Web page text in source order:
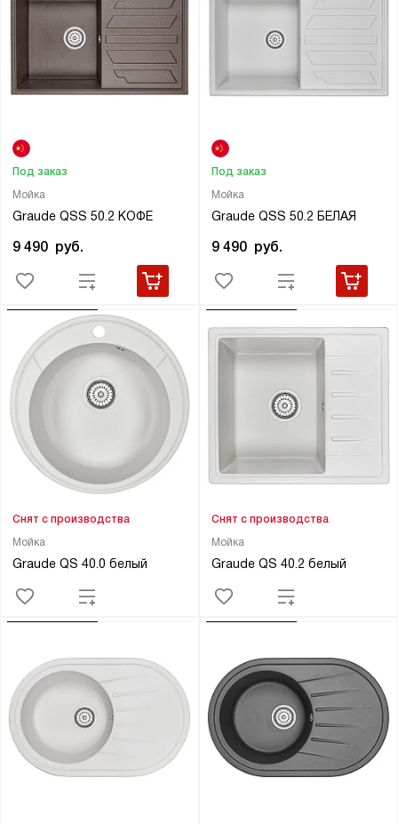
Мойка
Graude QSS 50.2 КОФЕ
Под заказ
9 490 руб.
Мойка
Graude QSS 50.2 БЕЛАЯ
Под заказ
9 490 руб.
Мойка
Graude QS 40.0 белый
Снят с производства
Мойка
Graude QS 40.2 белый
Снят с производства